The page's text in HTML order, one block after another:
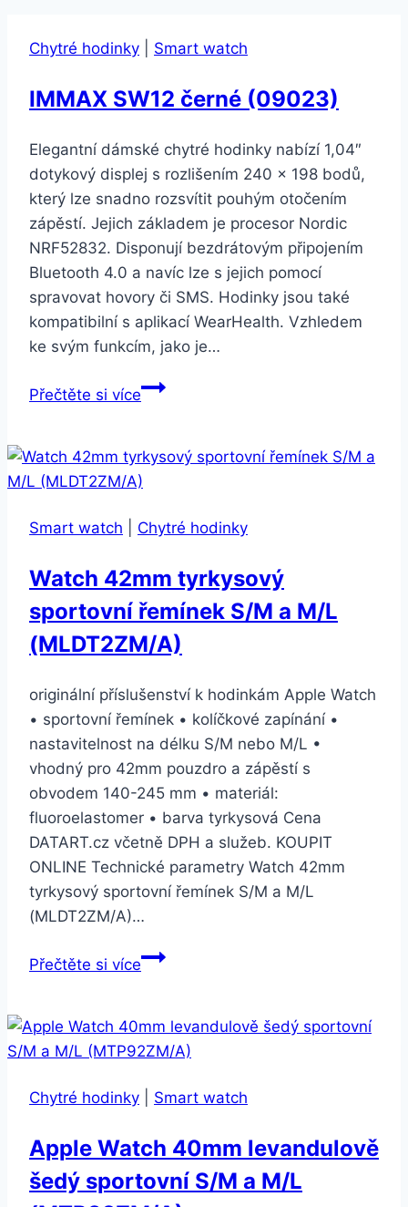
Chytré hodinky Smart watch
IMMAX SW12 černé (09023)
Elegantní dámské chytré hodinky nabízí 1,04″
dotykový displej s rozlišením 240 x 198 bodů,
který lze snadno rozsvítit pouhým otočením
zápěstí. Jejich základem je procesor Nordic
NRF52832. Disponují bezdrátovým připojením
Bluetooth 4.0 a navíc lze s jejich pomocí
spravovat hovory či SMS. Hodinky jsou také
kompatibilní s aplikací WearHealth. Vzhledem
ke svým funkcím, jako je…
Přečtěte si víceIMMAX
(09023)
Smart watch Chytré hodinky
Watch 42mm tyrkysový
sportovní řemínek S/M a M/L
(MLDT2ZM/A)
originální příslušenství k hodinkám Apple Watch
• sportovní řemínek • kolíčkové zapínání •
nastavitelnost na délku S/M nebo M/L •
vhodný pro 42mm pouzdro a zápěstí s
obvodem 140-245 mm • materiál:
fluoroelastomer • barva tyrkysová Cena
DATART.cz včetně DPH a služeb. KOUPIT
ONLINE Technické parametry Watch 42mm
tyrkysový sportovní řemínek S/M a M/L
(MLDT2ZM/A)…
Přečtěte si víceWatch
sportovní
řemínek
a
(MLDT2ZM/A)
Chytré hodinky Smart watch
Apple Watch 40mm levandulově
šedý sportovní S/M a M/L